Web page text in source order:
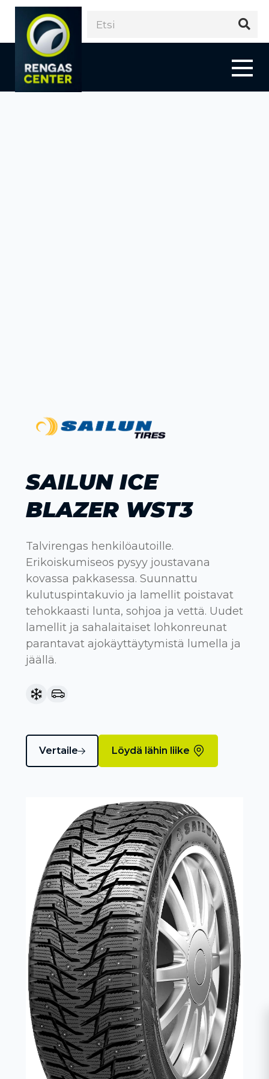
SAILUN ICE
BLAZER WST3
Talvirengas henkilöautoille.
Erikoiskumiseos pysyy joustavana
kovassa pakkasessa. Suunnattu
kulutuspintakuvio ja lamellit poistavat
tehokkaasti lunta, sohjoa ja vettä. Uudet
lamellit ja sahalaitaiset lohkonreunat
parantavat ajokäyttäytymistä lumella ja
jäällä.
Vertaile Löydä lähin liike